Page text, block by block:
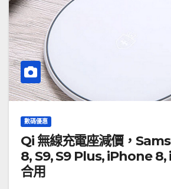
數碼優惠
Qi 無線充電座減價，
8, S9, S9 Plus, iPhone
合用